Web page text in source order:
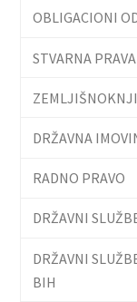
OBLIGACIONI
STVARNA PRAVA
DRŽAVNA
RADNO PRAVO
DRŽAVNI
DRŽAVNI
BIH